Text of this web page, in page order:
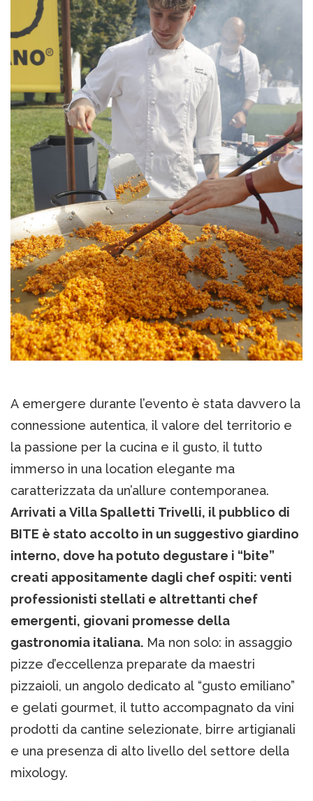
A emergere durante l’evento è stata davvero la
connessione autentica, il valore del territorio e
la passione per la cucina e il gusto, il tutto
immerso in una location elegante ma
caratterizzata da un’allure contemporanea.
Arrivati a Villa Spalletti Trivelli, il pubblico di
BITE è stato accolto in un suggestivo giardino
interno, dove ha potuto degustare i “bite”
creati appositamente dagli chef ospiti: venti
professionisti stellati e altrettanti chef
emergenti, giovani promesse della
gastronomia italiana. Ma non solo: in assaggio
pizze d’eccellenza preparate da maestri
pizzaioli, un angolo dedicato al “gusto emiliano”
e gelati gourmet, il tutto accompagnato da vini
prodotti da cantine selezionate, birre artigianali
e una presenza di alto livello del settore della
mixology.